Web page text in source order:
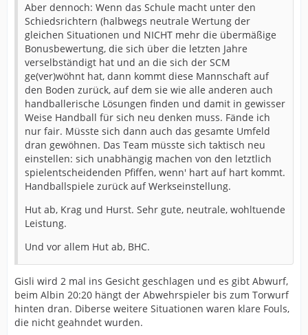
Aber dennoch: Wenn das Schule macht unter den
Schiedsrichtern (halbwegs neutrale Wertung der
gleichen Situationen und NICHT mehr die übermäßige
Bonusbewertung, die sich über die letzten Jahre
verselbständigt hat und an die sich der SCM
ge(ver)wöhnt hat, dann kommt diese Mannschaft auf
den Boden zurück, auf dem sie wie alle anderen auch
handballerische Lösungen finden und damit in gewisser
Weise Handball für sich neu denken muss. Fände ich
nur fair. Müsste sich dann auch das gesamte Umfeld
dran gewöhnen. Das Team müsste sich taktisch neu
einstellen: sich unabhängig machen von den letztlich
spielentscheidenden Pfiffen, wenn' hart auf hart kommt.
Handballspiele zurück auf Werkseinstellung.
Hut ab, Krag und Hurst. Sehr gute, neutrale, wohltuende
Leistung.
Und vor allem Hut ab, BHC.
Gisli wird 2 mal ins Gesicht geschlagen und es gibt Abwurf,
beim Albin 20:20 hängt der Abwehrspieler bis zum Torwurf
hinten dran. Diberse weitere Situationen waren klare Fouls,
die nicht geahndet wurden.